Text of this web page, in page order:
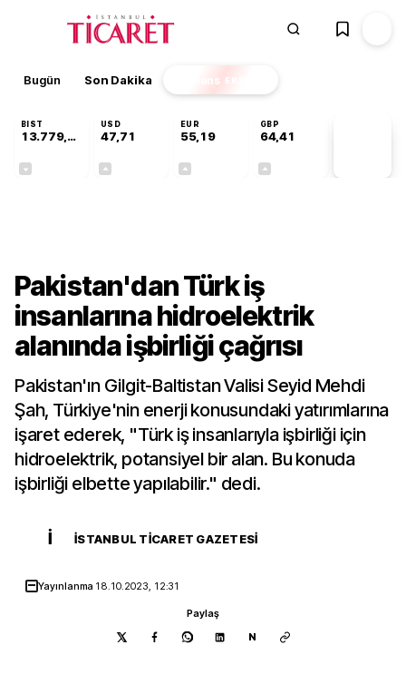
Bugün Son Dakika Finans EKSTRA
BIST
13.779,39
USD
47,71
EUR
55,19
GBP
64,41
Pakistan'dan Türk iş
insanlarına hidroelektrik
alanında işbirliği çağrısı
Pakistan'ın Gilgit-Baltistan Valisi Seyid Mehdi
Şah, Türkiye'nin enerji konusundaki yatırımlarına
işaret ederek, "Türk iş insanlarıyla işbirliği için
hidroelektrik, potansiyel bir alan. Bu konuda
işbirliği elbette yapılabilir." dedi.
İ İSTANBUL TICARET GAZETESI
Yayınlanma 18.10.2023, 12:31
Paylaş
N